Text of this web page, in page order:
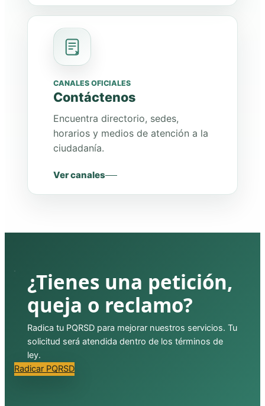
CANALES OFICIALES
Contáctenos
Encuentra directorio, sedes,
horarios y medios de atención a la
ciudadanía.
Ver canales
¿Tienes una petición,
queja o reclamo?
Radica tu PQRSD para mejorar nuestros servicios. Tu
solicitud será atendida dentro de los términos de
ley.
Radicar PQRSD